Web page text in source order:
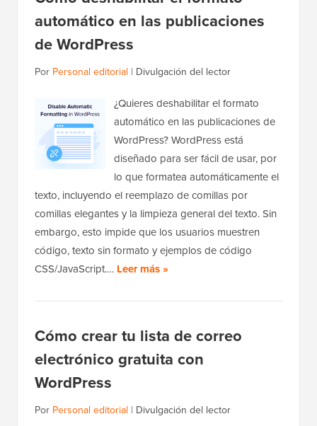
automático en las publicaciones
de WordPress
Por Personal editorial | Divulgación del lector
¿Quieres deshabilitar el formato
automático en las publicaciones de
WordPress? WordPress está
diseñado para ser fácil de usar, por
lo que formatea automáticamente el
texto, incluyendo el reemplazo de comillas por
comillas elegantes y la limpieza general del texto. Sin
embargo, esto impide que los usuarios muestren
código, texto sin formato y ejemplos de código
CSS/JavaScript.… Leer más »
Cómo crear tu lista de correo
electrónico gratuita con
WordPress
Por Personal editorial | Divulgación del lector